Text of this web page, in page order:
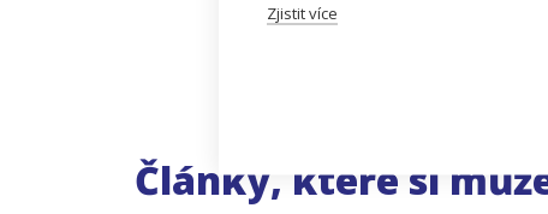
Články, které si
Zjistit více